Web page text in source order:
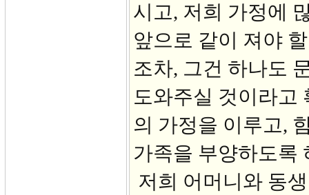
시고, 저희 가정에
앞으로 같이 져야
조차, 그건 하나도
도와주실 것이라고
의 가정을 이루고,
가족을 부양하도록
저희 어머니와 동